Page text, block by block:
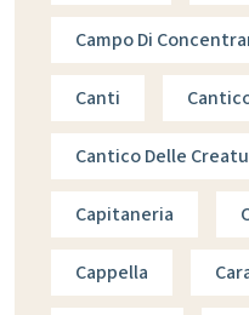
Campo Di
Canti
Cantico Delle
Capitaneria
Cappella